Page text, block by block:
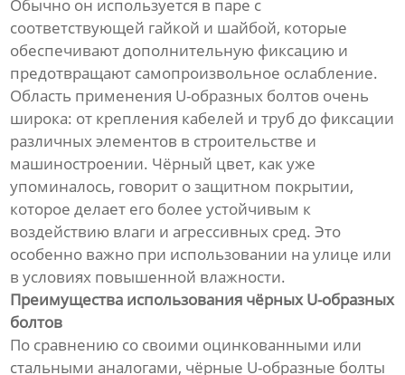
Обычно он используется в паре с
соответствующей гайкой и шайбой, которые
обеспечивают дополнительную фиксацию и
предотвращают самопроизвольное ослабление.
Область применения U-образных болтов очень
широка: от крепления кабелей и труб до фиксации
различных элементов в строительстве и
машиностроении. Чёрный цвет, как уже
упоминалось, говорит о защитном покрытии,
которое делает его более устойчивым к
воздействию влаги и агрессивных сред. Это
особенно важно при использовании на улице или
в условиях повышенной влажности.
Преимущества использования чёрных U-образных
болтов
По сравнению со своими оцинкованными или
стальными аналогами, чёрные U-образные болты